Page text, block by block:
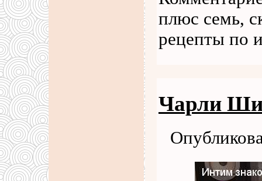
плюс семь,
рецепты по
Чарли